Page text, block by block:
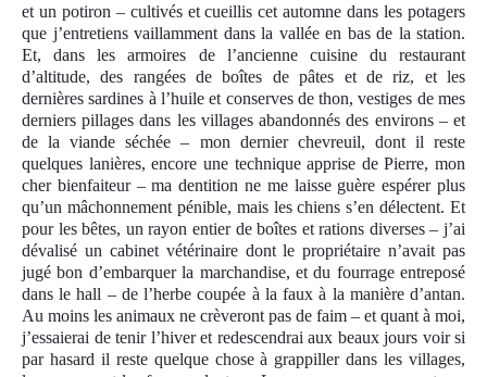
et un potiron – cultivés et cueillis cet automne dans les potagers
que j’entretiens vaillamment dans la vallée en bas de la station.
Et, dans les armoires de l’ancienne cuisine du restaurant
d’altitude, des rangées de boîtes de pâtes et de riz, et les
dernières sardines à l’huile et conserves de thon, vestiges de mes
derniers pillages dans les villages abandonnés des environs – et
de la viande séchée – mon dernier chevreuil, dont il reste
quelques lanières, encore une technique apprise de Pierre, mon
cher bienfaiteur – ma dentition ne me laisse guère espérer plus
qu’un mâchonnement pénible, mais les chiens s’en délectent. Et
pour les bêtes, un rayon entier de boîtes et rations diverses – j’ai
dévalisé un cabinet vétérinaire dont le propriétaire n’avait pas
jugé bon d’embarquer la marchandise, et du fourrage entreposé
dans le hall – de l’herbe coupée à la faux à la manière d’antan.
Au moins les animaux ne crèveront pas de faim – et quant à moi,
j’essaierai de tenir l’hiver et redescendrai aux beaux jours voir si
par hasard il reste quelque chose à grappiller dans les villages,